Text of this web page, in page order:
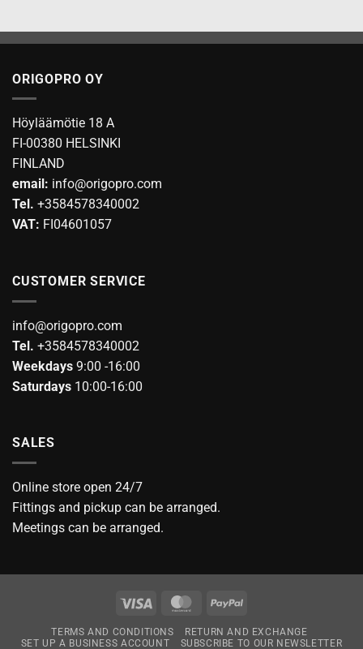
ORIGOPRO OY
Höyläämötie 18 A
FI-00380 HELSINKI
FINLAND
email: info@origopro.com
Tel. +3584578340002
VAT: FI04601057
CUSTOMER SERVICE
info@origopro.com
Tel. +3584578340002
Weekdays 9:00 -16:00
Saturdays 10:00-16:00
SALES
Online store open 24/7
Fittings and pickup can be arranged.
Meetings can be arranged.
Visa MasterCardPayPal
TERMS AND CONDITIONS
RETURN AND EXCHANGE
SET UP A BUSINESS ACCOUNT
SUBSCRIBE TO OUR NEWSLETTER